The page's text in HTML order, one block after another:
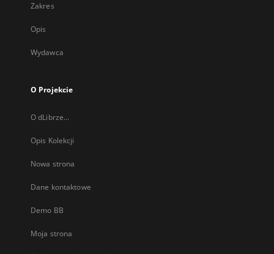
Zakres
Opis
Wydawca
O Projekcie
O dLibrze...
Opis Kolekcji
Nowa strona
Dane kontaktowe
Demo BB
Moja strona